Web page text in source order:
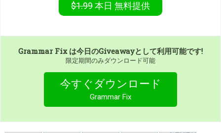
$1.99本日 無料提供
Grammar Fixは今日のGiveawayとして利用可能です!
限定期間のみダウンロード可能
今すぐダウンロード
Grammar Fix